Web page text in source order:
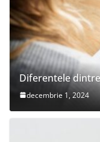
Diferentele
decembrie 1, 2024